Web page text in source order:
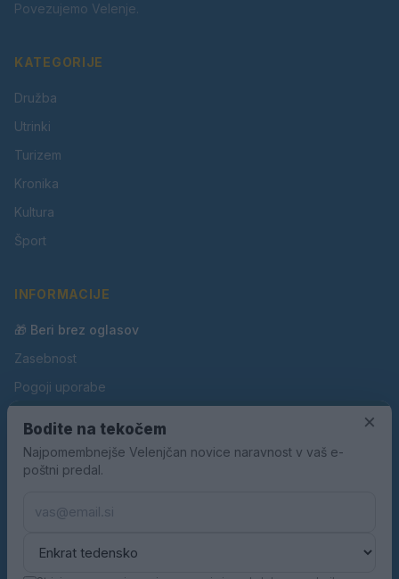
Povezujemo Velenje.
KATEGORIJE
Družba
Utrinki
Turizem
Kronika
Kultura
Šport
INFORMACIJE
🎁 Beri brez oglasov
Zasebnost
Pogoji uporabe
Oglaševanje
Kontakt
×
Bodite na tekočem
Najpomembnejše Velenjčan novice naravnost v vaš e-
poštni predal.